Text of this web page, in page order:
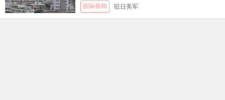
国际新闻 驻日美军